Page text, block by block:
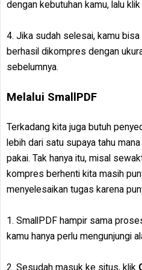
dengan kebutuhan kamu, lalu klik
4. Jika sudah selesai, kamu
berhasil dikompres dengan
sebelumnya.
Melalui SmallPDF
Terkadang kita juga butuh
lebih dari satu supaya tahu
pakai. Tak hanya itu, misal
kompres berhenti kita masih
menyelesaikan tugas karena
1. SmallPDF hampir sama
kamu hanya perlu mengunjungi
2. Sesudah masuk ke situs, klik